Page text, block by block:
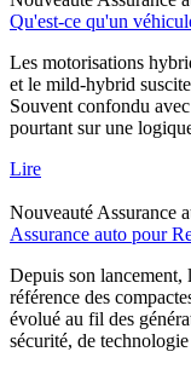
Qu'est-ce qu'un
Les motorisations
et le mild-hybrid
Souvent confondu
pourtant sur une
Lire
Nouveauté Assurance
Assurance auto pour
Depuis son lancement,
référence des
évolué au fil des
sécurité, de